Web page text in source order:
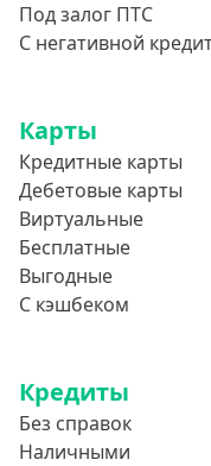
Под залог ПТС
С негативной
Карты
Кредитные карты
Дебетовые карты
Виртуальные
Бесплатные
Выгодные
С кэшбеком
Кредиты
Без справок
Наличными